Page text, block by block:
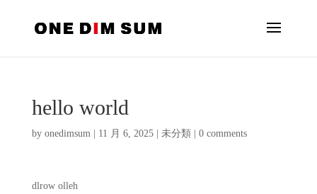
hello world
by onedimsum| 11 月 6, 2025| 未分類 0 comments
dlrow olleh